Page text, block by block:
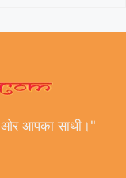
ओर आपका साथी।"